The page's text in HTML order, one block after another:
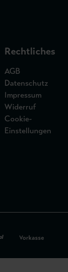
Rechtliches
AGB
Datenschutz
Impressum
Widerruf
Cookie-
Einstellungen